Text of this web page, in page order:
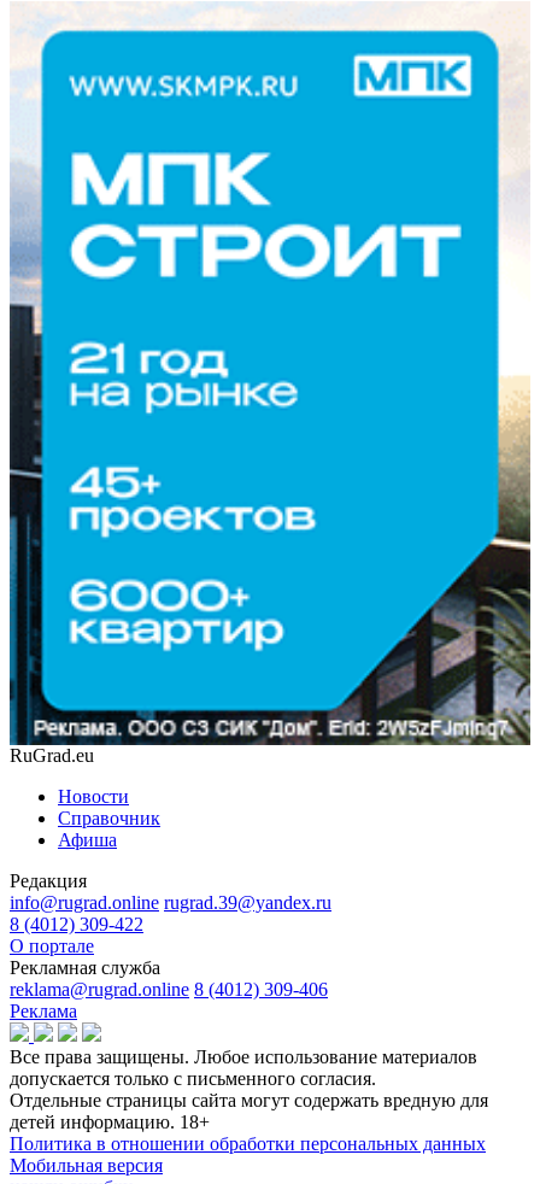
RuGrad.eu
Новости
Справочник
Афиша
Редакция
info@rugrad.online rugrad.39@yandex.ru
8 (4012) 309-422
О портале
Рекламная служба
reklama@rugrad.online 8 (4012) 309-406
Реклама
Все права защищены. Любое использование материалов
допускается только с письменного согласия.
Отдельные страницы сайта могут содержать вредную для
детей информацию. 18+
Политика в отношении обработки персональных данных
Мобильная версия